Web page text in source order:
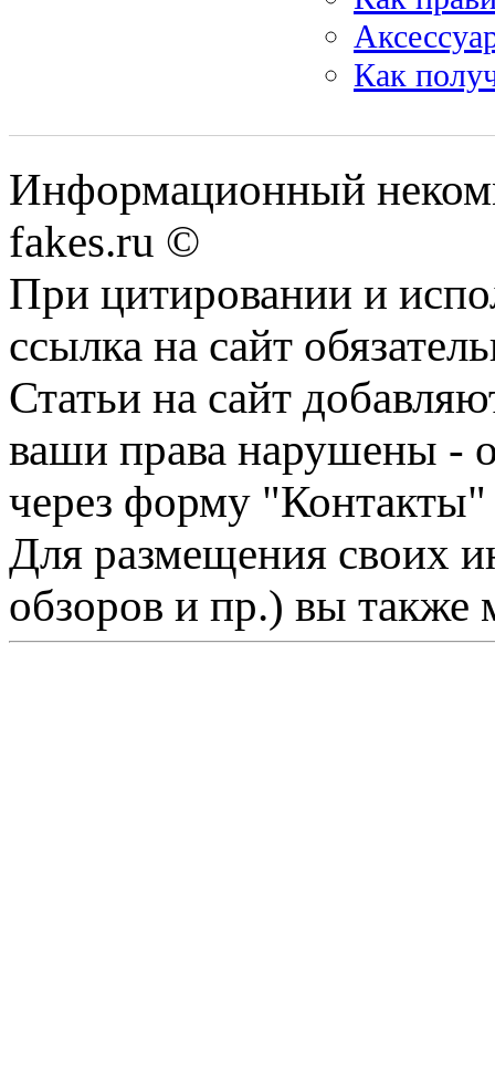
Как
Информационный
fakes.ru ©
При цитировании и
ссылка на сайт
Статьи на сайт
ваши права нарушены -
через форму "Контакты"
Для размещения своих
обзоров и пр.) вы также